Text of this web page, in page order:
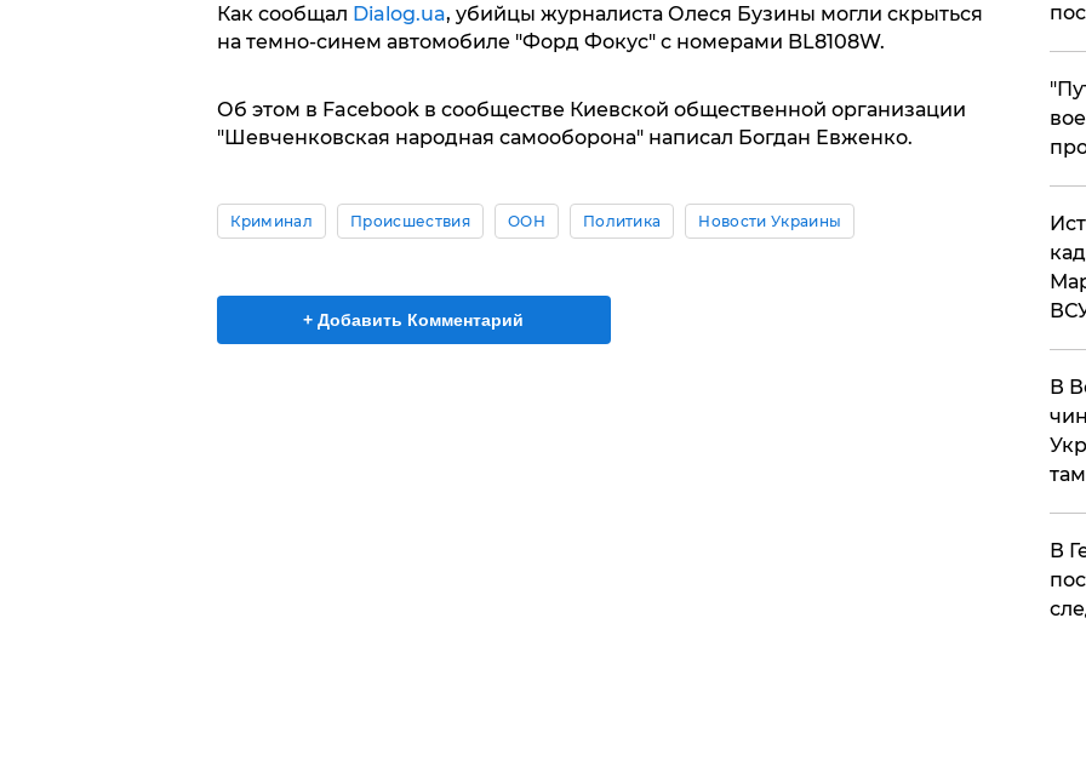
Как сообщал Dialog.ua, убийцы журналиста Олеся Бузины могли скрыться
на темно-синем автомобиле "Форд Фокус" с номерами BL8108W.
Об этом в Facebook в сообществе Киевской общественной организации
"Шевченковская народная самооборона" написал Богдан Евженко.
Криминал Происшествия ООН Политика Новости Украины
+ Добавить Комментарий
В
​В